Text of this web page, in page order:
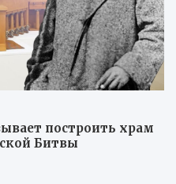
построить храм
Битвы